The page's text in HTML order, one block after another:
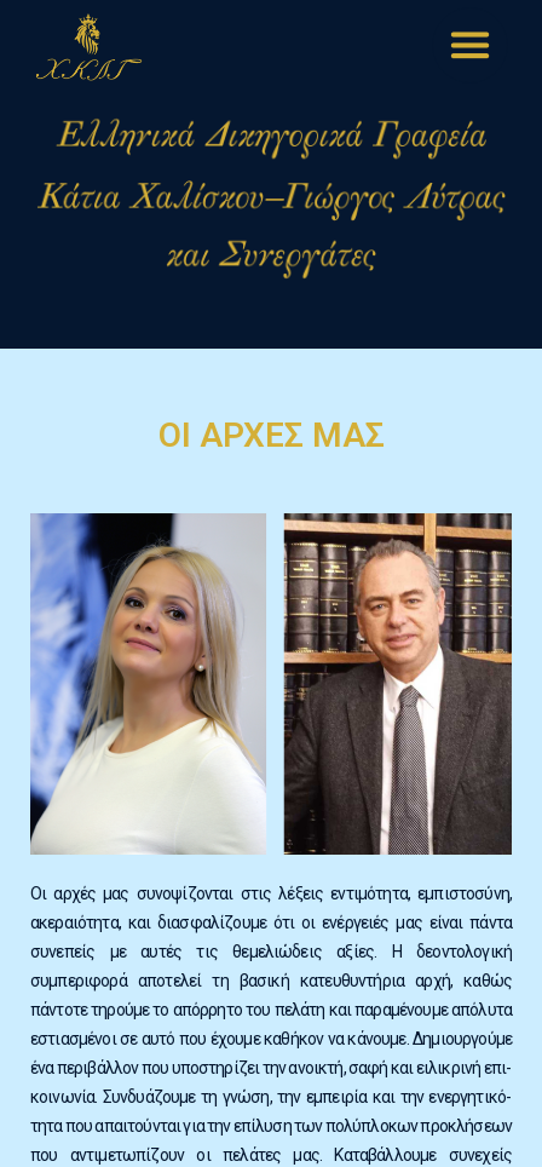
ΟΙ ΑΡΧΕΣ ΜΑΣ
Οι αρχές μας συνοψίζονται στις λέξεις εν­τιμό­τητα, εμπι­στο­σύνη,
ακε­ραιό­τητα, και δια­σφα­λί­ζουμε ότι οι ενέργειές μας είναι πάντα
συνεπείς με αυτές τις θεμελιώδεις αξίες. Η δεοντολογική
συμπεριφορά αποτελεί τη βασική κα­τευ­θυν­τήρια αρχή, καθώς
πάντοτε τηρούμε το απόρρητο του πελάτη και παραμένουμε απόλυτα
εστιασμένοι σε αυτό που έχουμε καθήκον να κάνουμε.Δημιουργούμε
ένα περιβάλλον που υπο­στηρίζει την ανοικτή, σαφή και ειλι­κρινή επι­
κοινωνία. Συνδυάζουμε τη γνώση, την εμπειρία και την ε­νεργη­τικό­
τητα που απαι­τούνται για την επίλυση των πολύπλοκων προκλήσεων
που αντι­με­τω­πί­ζουν οι πελάτες μας. Καταβάλλουμε συνεχείς